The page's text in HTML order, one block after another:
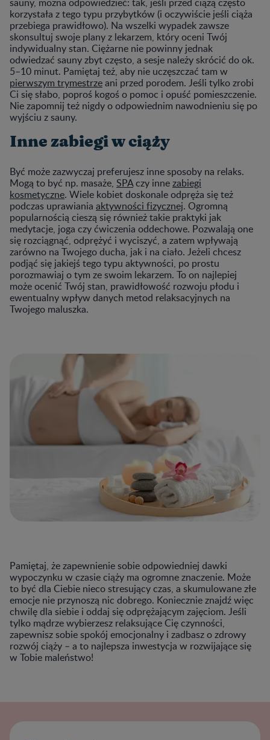
korzystała z tego typu przybytków (i oczywiście jeśli ciąża
przebiega prawidłowo). Na wszelki wypadek zawsze
skonsultuj swoje plany z lekarzem, który oceni Twój
indywidualny stan. Ciężarne nie powinny jednak
odwiedzać sauny zbyt często, a sesje należy skrócić do ok.
5–10 minut. Pamiętaj też, aby nie uczęszczać tam w
pierwszym trymestrzeani przed porodem. Jeśli tylko zrobi
Ci się słabo, poproś kogoś o pomoc i opuść pomieszczenie.
Nie zapomnij też nigdy o odpowiednim nawodnieniu się po
wyjściu z sauny.
Inne zabiegi w ciąży
Być może zazwyczaj preferujesz inne sposoby na relaks.
Mogą to być np. masaże, SPAczy innezabiegi
kosmetyczne. Wiele kobiet doskonale odpręża się też
podczas uprawiania aktywności fizycznej. Ogromną
popularnością cieszą się również takie praktyki jak
medytacje, joga czy ćwiczenia oddechowe. Pozwalają one
się rozciągnąć, odprężyć i wyciszyć, a zatem wpływają
zarówno na Twojego ducha, jak i na ciało. Jeżeli chcesz
podjąć się jakiejś tego typu aktywności, po prostu
porozmawiaj o tym ze swoim lekarzem. To on najlepiej
może ocenić Twój stan, prawidłowość rozwoju płodu i
ewentualny wpływ danych metod relaksacyjnych na
Twojego maluszka.
Pamiętaj, że zapewnienie sobie odpowiedniej dawki
wypoczynku w czasie ciąży ma ogromne znaczenie. Może
to być dla Ciebie nieco stresujący czas, a skumulowane złe
emocje nie przynoszą nic dobrego. Koniecznie znajdź więc
chwilę dla siebie i oddaj się odprężającym zajęciom. Jeśli
tylko mądrze wybierzesz relaksujące Cię czynności,
zapewnisz sobie spokój emocjonalny i zadbasz o zdrowy
rozwój ciąży – a to najlepsza inwestycja w rozwijające się
w Tobie maleństwo!